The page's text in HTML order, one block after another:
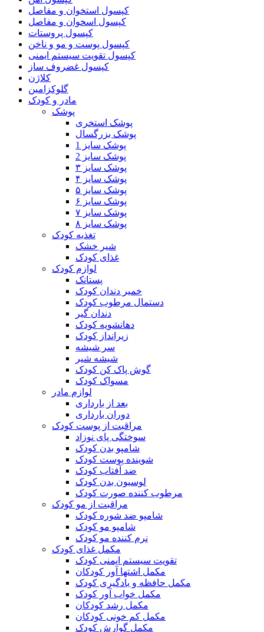
کپسول استخوان و مفاصل
کپسول اسخوان و مفاصل
کپسول پروستات
کپسول پوست و مو و ناخن
کپسول تقویت سیستم ایمنی
کپسول غضروف ساز
کلاژن
گلوکزامین
مادر و کودک
پوشک
پوشک استخری
پوشک بزرگسال
پوشک سایز 1
پوشک سایز 2
پوشک سایز ۳
پوشک سایز ۴
پوشک سایز ۵
پوشک سایز ۶
پوشک سایز ۷
پوشک سایز ۸
تغذیه کودک
شیر خشک
غذای کودک
لوازم کودک
پستانک
خمیر دندان کودک
دستمال مرطوب کودک
دندان گیر
دهانشویه کودک
زیرانداز کودک
سر شیشه
شیشه شیر
گوش پاک کن کودک
مسواک کودک
لوازم مادر
بعد از بارداری
دوران بارداری
مراقبت از پوست کودک
سوختگی پای نوزاد
شامپو بدن کودک
شوینده پوست کودک
ضد آفتاب کودک
لوسیون بدن کودک
مرطوب کننده صورت کودک
مراقبت از مو کودک
شامپو ضد شوره کودک
شامپو مو کودک
نرم کننده مو کودک
مکمل غذای کودک
تقویت سیستم ایمنی کودک
مکمل اشتها آور کودکان
مکمل حافظه و یادگیری کودک
مکمل خواب آور کودک
مکمل رشد کودکان
مکمل کم خونی کودکان
مکمل گوارش کودک